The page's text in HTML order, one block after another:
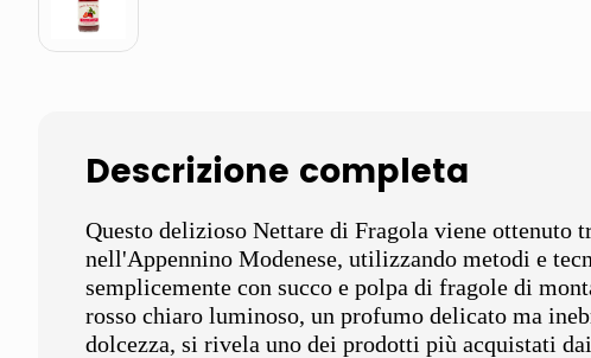
Descrizione completa
Questo delizioso Nettare di Fragola viene
nell'Appennino Modenese, utilizzando metodi e
semplicemente con succo e polpa di fragole di
rosso chiaro luminoso, un profumo delicato ma
dolcezza, si rivela uno dei prodotti più acquistati